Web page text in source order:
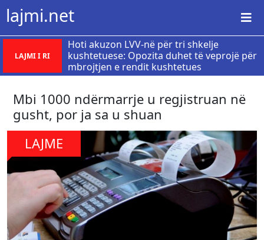
lajmi.net
LAJMI I RI
Hoti akuzon LVV-në për tri shkelje
kushtetuese: Opozita duhet të veprojë për
mbrojtjen e rendit kushtetues
Mbi 1000 ndërmarrje u regjistruan në
gusht, por ja sa u shuan
LAJME